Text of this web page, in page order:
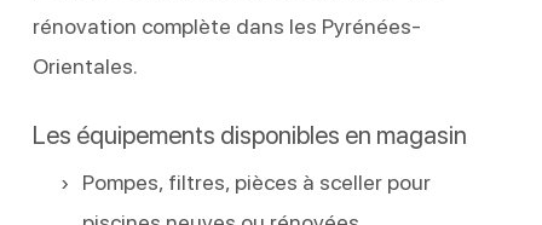
rénovation complète dans les Pyrénées-
Orientales.
Les équipements disponibles en magasin
Pompes, filtres, pièces à sceller pour